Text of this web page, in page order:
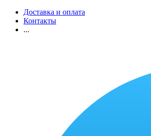
Доставка и оплата
Контакты
...